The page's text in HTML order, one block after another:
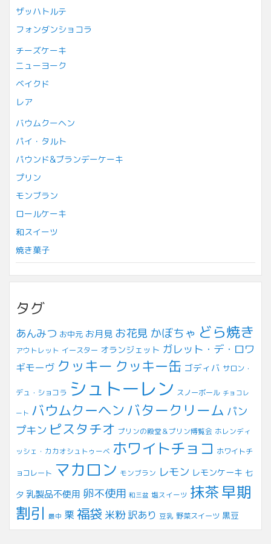
ザッハトルテ
フォンダンショコラ
チーズケーキ
ニューヨーク
ベイクド
レア
バウムクーヘン
パイ・タルト
パウンド&ブランデーケーキ
プリン
モンブラン
ロールケーキ
和スイーツ
焼き菓子
タグ
あんみつ お中元 お月見 お花見 かぼちゃ どら焼き
アウトレット イースター オランジェット ガレット・デ・ロワ
ギモーヴ クッキー クッキー缶 ゴディバ サロン・
デュ・ショコラ シュトーレン スノーボール チョコレ
ート バウムクーヘンバタークリーム パン
プキン ピスタチオ プリンの殿堂＆プリン博覧会 ホレンディ
ッシェ・カカオシュトゥーベ ホワイトチョコ ホワイトチ
ョコレート マカロン モンブラン レモン レモンケーキ 七
夕 乳製品不使用 卵不使用 和三盆 塩スイーツ 抹茶早期
割引 最中 栗 福袋 米粉 訳あり 豆乳 野菜スイーツ 黒豆